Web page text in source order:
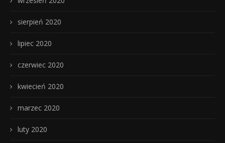
sierpień 2020
lipiec 2020
czerwiec 2020
kwiecień 2020
marzec 2020
luty 2020